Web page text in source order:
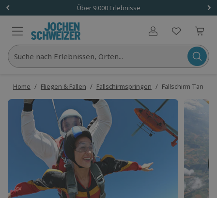
Über 9.000 Erlebnisse
Benutzerkonto
Suche nach Erlebnissen, Orten...
Home / Fliegen & Fallen / Fallschirmspringen / Fallschirm